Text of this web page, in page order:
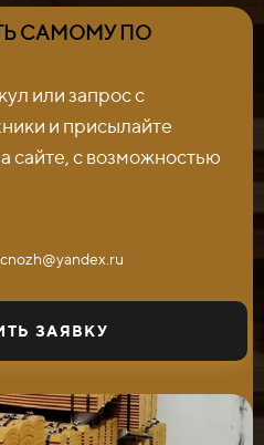
САМОМУ ПО
или запрос с
и присылайте
сайте, с возможностью
ЗАЯВКУ